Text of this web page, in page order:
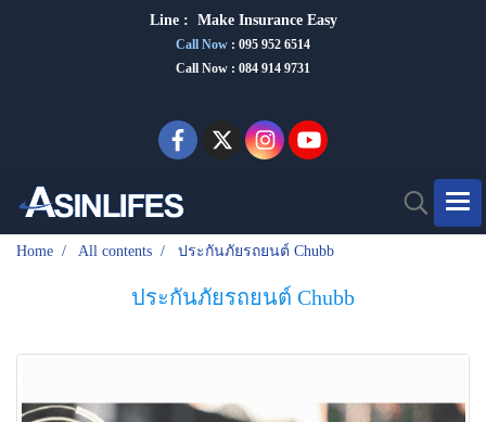
Line : Make Insurance Easy
Call Now : 095 952 6514
Call Now : 084 914 9731
Home All contents ประกันภัยรถยนต์ Chubb
ประกันภัยรถยนต์ Chubb